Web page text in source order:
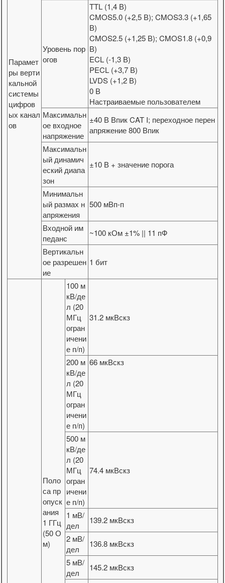
Парамет
ры верти
кальной
системы
цифров
ых канал
ов
Уровень пор
огов
TTL (1,4 В)
CMOS5.0 (+2,5 В); CMOS3.3 (+1,65
В)
CMOS2.5 (+1,25 В); CMOS1.8 (+0,9
В)
ECL (-1,3 В)
PECL (+3,7 В)
LVDS (+1,2 В)
0 В
Настраиваемые пользователем
Максимальн
ое входное
напряжение
±40 В Впик CAT I; переходное перен
апряжение 800 Впик
Максимальн
ый динамич
еский диапа
зон
±10 В + значение порога
Минимальн
ый размах н
апряжения
500 мВп-п
Входной им
педанс
~100 кОм ±1% || 11 пФ
Вертикальн
ое разрешен
ие
1 бит
Поло
са пр
опуск
ания
1 ГГц
(50 О
м)
100 м
кВ/де
л (20
МГц
огран
ичени
е п/п)
31.2 мкВскз
200 м
кВ/де
л (20
МГц
огран
ичени
е п/п)
66 мкВскз
500 м
кВ/де
л (20
МГц
огран
ичени
е п/п)
74.4 мкВскз
1 мВ/
дел
139.2 мкВскз
2 мВ/
дел
136.8 мкВскз
5 мВ/
дел
145.2 мкВскз